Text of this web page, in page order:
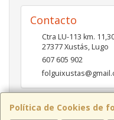
Política de Cookies de
Contacto
Ctra LU-113 km.
27377Xustás,Lugo
607 605 902
Horario